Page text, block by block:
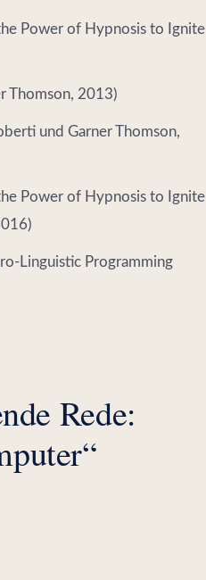
Power of Hypnosis to Ignite
Thomson, 2013)
und Garner Thomson,
Power of Hypnosis to Ignite
Linguistic Programming
Rede: